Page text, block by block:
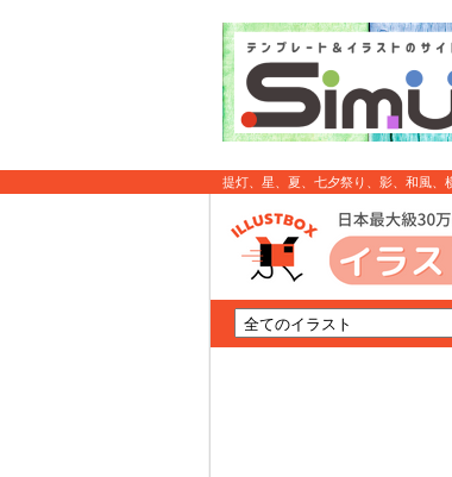
提灯、星、夏、七夕祭り、影、和風、